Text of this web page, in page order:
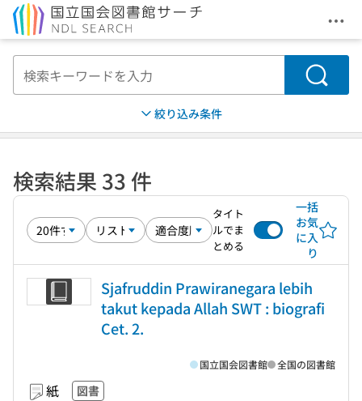
メ
検索
絞り込み条件
検索結果 33 件
タイト
ルでま
とめる
一括
お気
に入
り
Sjafruddin Prawiranegara lebih
takut kepada Allah SWT : biografi
Cet. 2.
紙 図書
国立国会図書館 全国の図書館